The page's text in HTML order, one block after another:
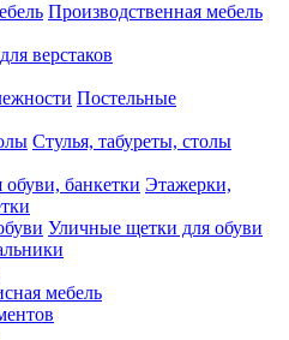
Производственная мебель
верстаков
Постельные
Стулья, табуреты, столы
Этажерки,
Уличные щетки для обуви
мебель